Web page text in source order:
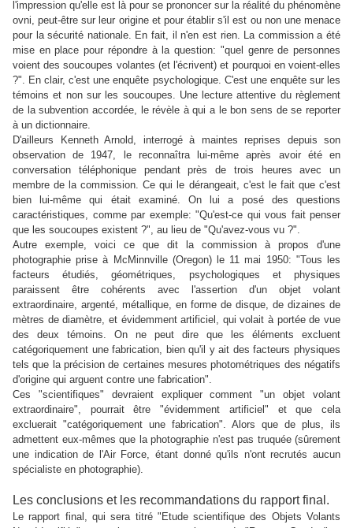
l'impression qu'elle est là pour se prononcer sur la réalité du phénomène
ovni, peut-être sur leur origine et pour établir s'il est ou non une menace
pour la sécurité nationale. En fait, il n'en est rien. La commission a été
mise en place pour répondre à la question: "quel genre de personnes
voient des soucoupes volantes (et l'écrivent) et pourquoi en voient-elles
?". En clair, c'est une enquête psychologique. C'est une enquête sur les
témoins et non sur les soucoupes. Une lecture attentive du règlement
de la subvention accordée, le révèle à qui a le bon sens de se reporter
à un dictionnaire.
D'ailleurs Kenneth Arnold, interrogé à maintes reprises depuis son
observation de 1947, le reconnaîtra lui-même après avoir été en
conversation téléphonique pendant près de trois heures avec un
membre de la commission. Ce qui le dérangeait, c'est le fait que c'est
bien lui-même qui était examiné. On lui a posé des questions
caractéristiques, comme par exemple: "Qu'est-ce qui vous fait penser
que les soucoupes existent ?", au lieu de "Qu'avez-vous vu ?".
Autre exemple, voici ce que dit la commission à propos d'une
photographie prise à McMinnville (Oregon) le 11 mai 1950: "Tous les
facteurs étudiés, géométriques, psychologiques et physiques
paraissent être cohérents avec l'assertion d'un objet volant
extraordinaire, argenté, métallique, en forme de disque, de dizaines de
mètres de diamètre, et évidemment artificiel, qui volait à portée de vue
des deux témoins. On ne peut dire que les éléments excluent
catégoriquement une fabrication, bien qu'il y ait des facteurs physiques
tels que la précision de certaines mesures photométriques des négatifs
d'origine qui arguent contre une fabrication".
Ces "scientifiques" devraient expliquer comment "un objet volant
extraordinaire", pourrait être "évidemment artificiel" et que cela
excluerait "catégoriquement une fabrication". Alors que de plus, ils
admettent eux-mêmes que la photographie n'est pas truquée (sûrement
une indication de l'Air Force, étant donné qu'ils n'ont recrutés aucun
spécialiste en photographie).
Les conclusions et les recommandations du rapport final.
Le rapport final, qui sera titré "Etude scientifique des Objets Volants